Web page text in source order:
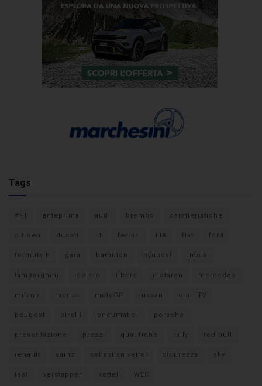
Tags
#F1 anteprima audi brembo caratteristiche
citroen ducati F1 ferrari FIA fiat ford
formula E gara hamilton hyundai imola
lamborghini leclerc libere mclaren mercedes
milano monza motoGP nissan orari TV
peugeot pirelli pneumatici porsche
presentazione prezzi qualifiche rally red bull
renault sainz sebastian vettel sicurezza sky
test verstappen vettel WEC